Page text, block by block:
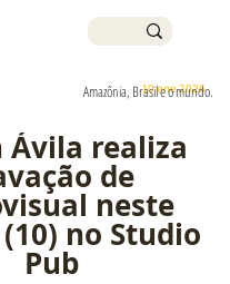
10 ene 2026
Amazônia, Brasil e o mundo.
Ávila realiza
de
neste
no Studio
Pub